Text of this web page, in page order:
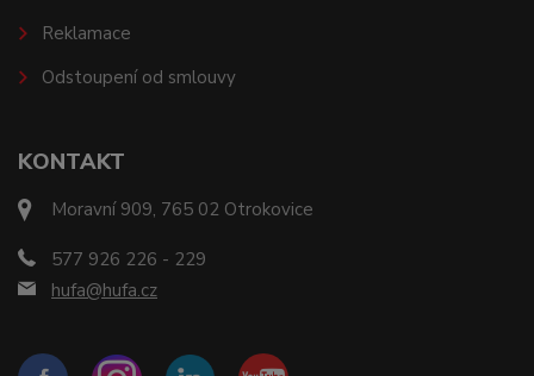
KONTAKT
Moravní 909, 765 02 Otrokovice
577 926 226 - 229
hufa@hufa.cz
Reklamace
Odstoupení od smlouvy